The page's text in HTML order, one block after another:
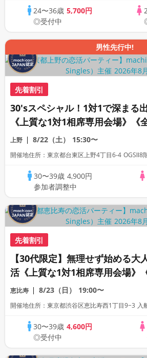
24〜36歳5,700円
◎受付中
男性先行中!
先着割引
30′sスペシャル！1対1で深まる
《上質な1対1相席専用会場》《
室》《飲み放題付き》《
JAPAN主催》
上野 8/22（土） 15:30〜
30〜39歳 4,900円
参加者調整中
先着割引
【30代限定】無理せず始める大
活《上質な1対1相席専用会場》
室》《飲み放題付き》《
JAPAN主催》
恵比寿 8/23（日） 19:00〜
開催地住所：東京都渋谷区恵比寿西1丁目9−3 入
30〜39歳4,600円
◎受付中